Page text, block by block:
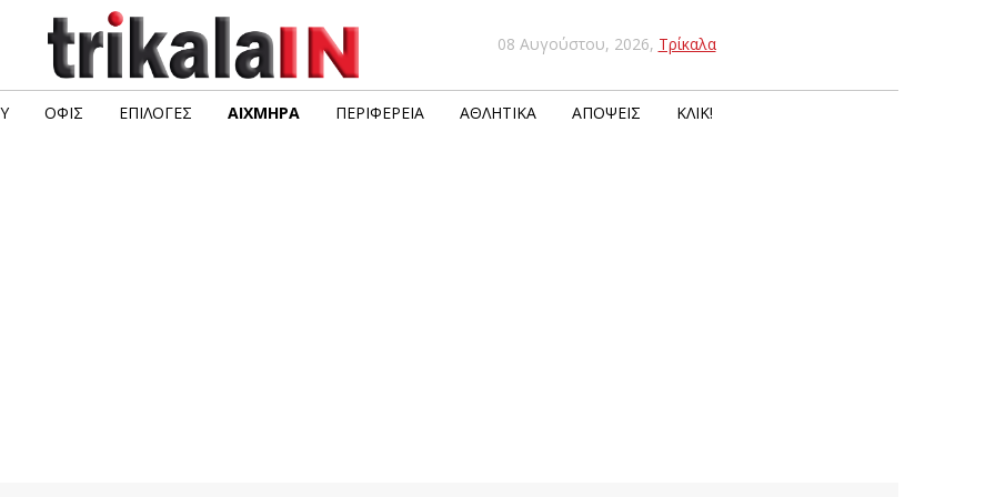
08 Αυγούστου, 2026, Τρίκαλα
ΟΦΙΣ ΕΠΙΛΟΓΈΣ ΑΙΧΜΗΡΆ ΠΕΡΙΦΈΡΕΙΑ ΑΘΛΗΤΙΚΆ ΑΠΌΨΕΙΣ ΚΛΙΚ!